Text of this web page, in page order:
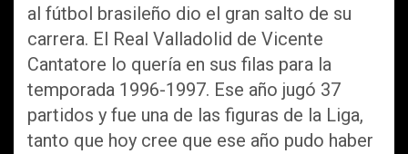
al fútbol brasileño dio el gran salto de su
carrera. El Real Valladolid de Vicente
Cantatore lo quería en sus filas para la
temporada 1996-1997. Ese año jugó 37
partidos y fue una de las figuras de la Liga,
tanto que hoy cree que ese año pudo haber